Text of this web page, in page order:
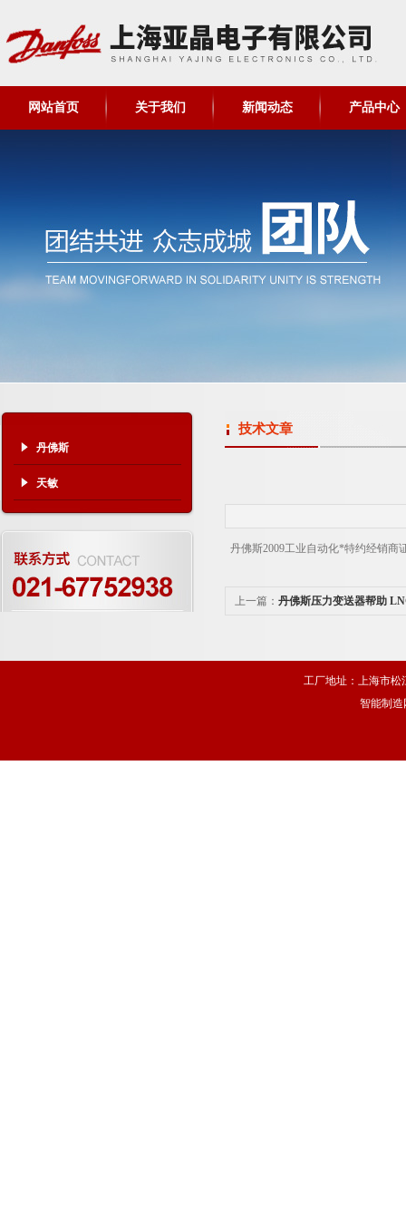
网站首页 关于我们 新闻动态 产品中心
丹佛斯
天敏
技术文章
丹佛斯2009工业自动化*特约经销商
上一篇： 丹佛斯压力变送器帮助
工厂地址：上海市松
智能制造